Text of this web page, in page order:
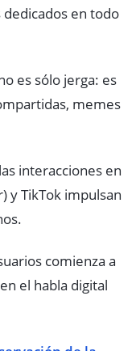
en todo
es sólo jerga: es
memes
interacciones en
y TikTok impulsan
comienza a
el habla digital